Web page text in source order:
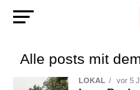
Alle posts mit
LOKAL vor 5